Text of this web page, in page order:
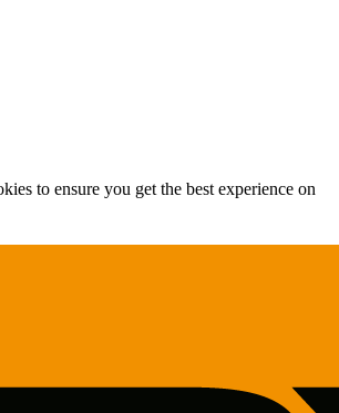
to ensure you get the best experience on